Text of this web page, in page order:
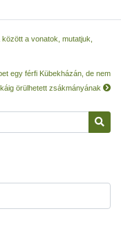
a vonatok, mutatjuk,
egy férfi Kübekházán, de nem
örülhetett zsákmányának